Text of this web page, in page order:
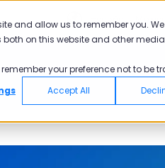
and allow us to remember you.
on this website and other
your preference not to be
Accept All
Español - México